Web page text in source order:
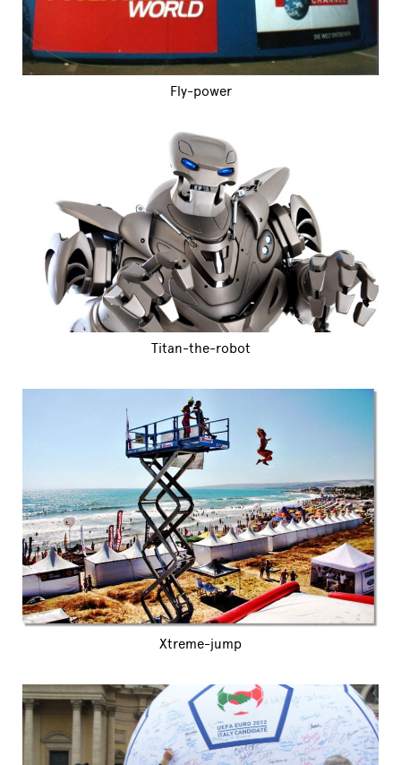
Fly-power
Titan-the-robot
Xtreme-jump